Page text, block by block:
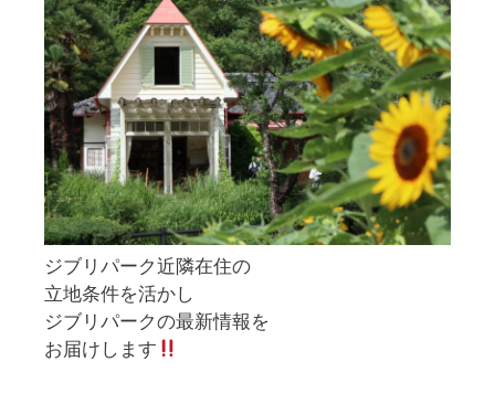
ジブリパーク近隣在住の
立地条件を活かし
ジブリパークの最新情報を
お届けします